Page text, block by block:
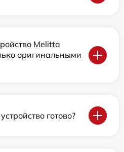
Melitta
оригинальными
готово?